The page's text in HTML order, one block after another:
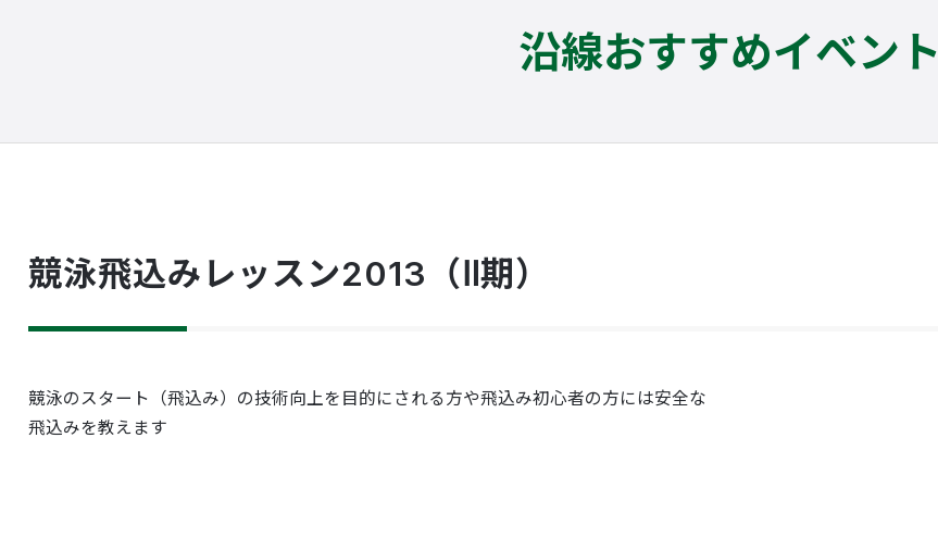
沿線おすすめイベント
競泳飛込みレッスン2013（Ⅱ期）
競泳のスタート（飛込み）の技術向上を目的にされる方や飛込み初心者の方には安全な
飛込みを教えます